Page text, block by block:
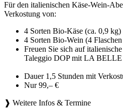
Für den italienischen Käse-Wein-
Verkostung von:
4 Sorten Bio-Käse (ca. 0,9 kg)
4 Sorten Bio-Wein (4
Freuen Sie sich auf
Taleggio DOP mit LA BELLE
Dauer 1,5 Stunden mit
Nur 99,– €
❱ Weitere Infos & Termine